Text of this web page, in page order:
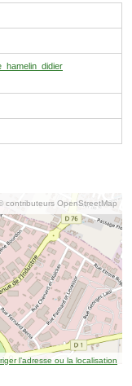
contributeurs OpenStreetMap
l’adresse ou la localisation